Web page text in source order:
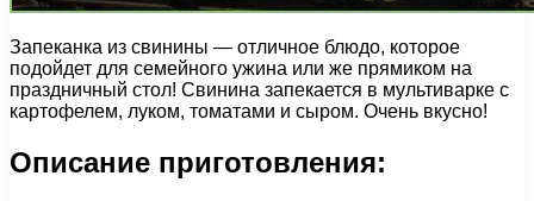
Запеканка из свинины — отличное блюдо, которое
подойдет для семейного ужина или же прямиком на
праздничный стол! Свинина запекается в мультиварке с
картофелем, луком, томатами и сыром. Очень вкусно!
Описание приготовления: